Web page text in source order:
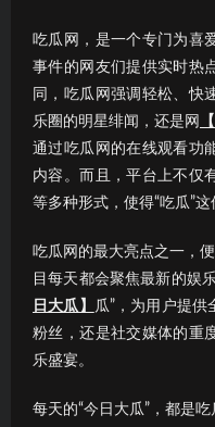
吃瓜网，是一个专门为喜
事件的网友们提供实时热
同，吃瓜网强调轻松、快
乐圈的明星绯闻，还是网
通过吃瓜网的在线观看功
内容。而且，平台上不仅
等多种形式，使得“吃瓜”
吃瓜网的最大亮点之一，
目每天都会聚焦最新的娱
日大瓜】
瓜”，为用户提
粉丝，还是社交媒体的重
乐盛宴。
每天的“今日大瓜”，都是